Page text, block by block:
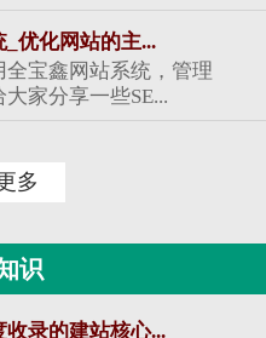
优化网站的主...
宝鑫网站系统，管理
家分享一些SE...
多
识
收录的建站核心...